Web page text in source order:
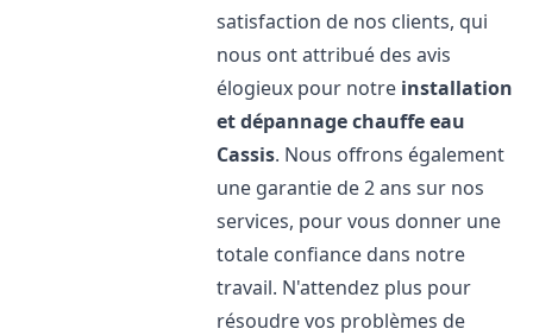
satisfaction de nos clients, qui
nous ont attribué des avis
élogieux pour notre installation
et dépannage chauffe eau
Cassis. Nous offrons également
une garantie de 2 ans sur nos
services, pour vous donner une
totale confiance dans notre
travail. N'attendez plus pour
résoudre vos problèmes de